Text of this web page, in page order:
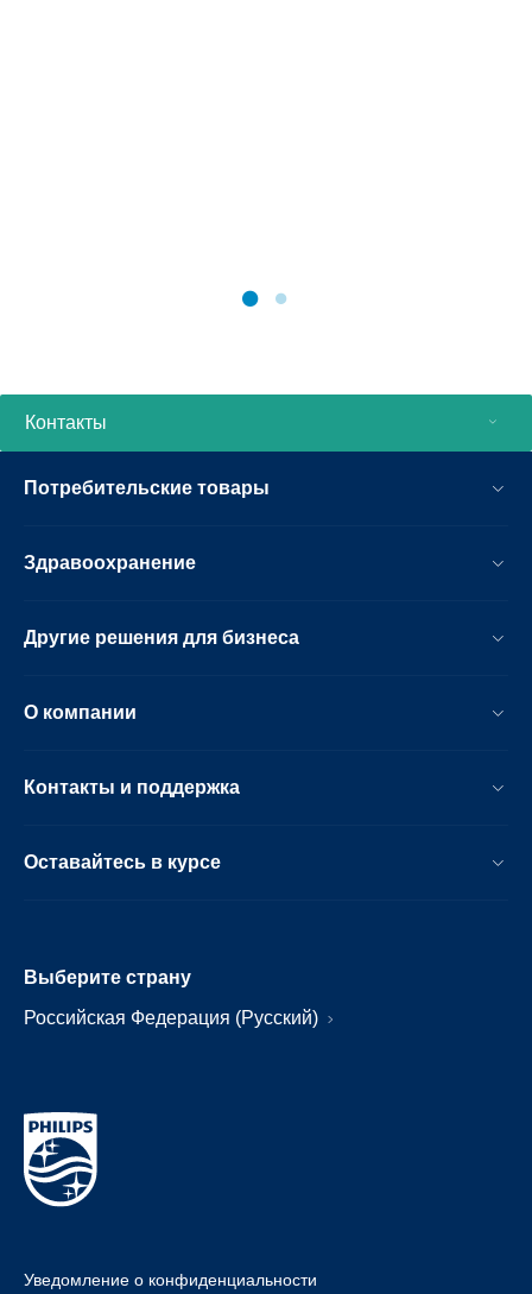
Контакты
Потребительские товары
Здравоохранение
Другие решения для бизнеса
О компании
Контакты и поддержка
Оставайтесь в курсе
Выберите страну
Российская Федерация (Русский)
Уведомление о конфиденциальности